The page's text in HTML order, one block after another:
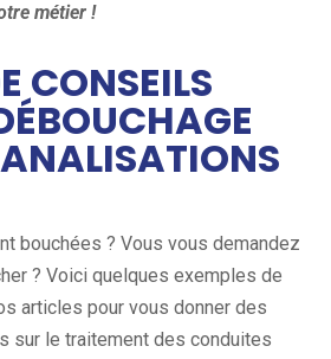
métier !
CONSEILS
bouchées ? Vous vous demandez
? Voici quelques exemples de
articles pour vous donner des
sur le traitement des conduites